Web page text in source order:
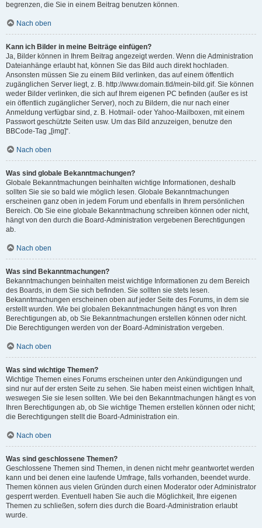
begrenzen, die Sie in einem Beitrag benutzen können.
Nach oben
Kann ich Bilder in meine Beiträge einfügen?
Ja, Bilder können in Ihrem Beitrag angezeigt werden. Wenn die Administration
Dateianhänge erlaubt hat, können Sie das Bild auch direkt hochladen.
Ansonsten müssen Sie zu einem Bild verlinken, das auf einem öffentlich
zugänglichen Server liegt, z. B. http://www.domain.tld/mein-bild.gif. Sie können
weder Bilder verlinken, die sich auf Ihrem eigenen PC befinden (außer es ist
ein öffentlich zugänglicher Server), noch zu Bildern, die nur nach einer
Anmeldung verfügbar sind, z. B. Hotmail- oder Yahoo-Mailboxen, mit einem
Passwort geschützte Seiten usw. Um das Bild anzuzeigen, benutze den
BBCode-Tag „[img]“.
Nach oben
Was sind globale Bekanntmachungen?
Globale Bekanntmachungen beinhalten wichtige Informationen, deshalb
sollten Sie sie so bald wie möglich lesen. Globale Bekanntmachungen
erscheinen ganz oben in jedem Forum und ebenfalls in Ihrem persönlichen
Bereich. Ob Sie eine globale Bekanntmachung schreiben können oder nicht,
hängt von den durch die Board-Administration vergebenen Berechtigungen
ab.
Nach oben
Was sind Bekanntmachungen?
Bekanntmachungen beinhalten meist wichtige Informationen zu dem Bereich
des Boards, in dem Sie sich befinden. Sie sollten sie stets lesen.
Bekanntmachungen erscheinen oben auf jeder Seite des Forums, in dem sie
erstellt wurden. Wie bei globalen Bekanntmachungen hängt es von Ihren
Berechtigungen ab, ob Sie Bekanntmachungen erstellen können oder nicht.
Die Berechtigungen werden von der Board-Administration vergeben.
Nach oben
Was sind wichtige Themen?
Wichtige Themen eines Forums erscheinen unter den Ankündigungen und
sind nur auf der ersten Seite zu sehen. Sie haben meist einen wichtigen Inhalt,
weswegen Sie sie lesen sollten. Wie bei den Bekanntmachungen hängt es von
Ihren Berechtigungen ab, ob Sie wichtige Themen erstellen können oder nicht;
die Berechtigungen stellt die Board-Administration ein.
Nach oben
Was sind geschlossene Themen?
Geschlossene Themen sind Themen, in denen nicht mehr geantwortet werden
kann und bei denen eine laufende Umfrage, falls vorhanden, beendet wurde.
Themen können aus vielen Gründen durch einen Moderator oder Administrator
gesperrt werden. Eventuell haben Sie auch die Möglichkeit, Ihre eigenen
Themen zu schließen, sofern dies durch die Board-Administration erlaubt
wurde.